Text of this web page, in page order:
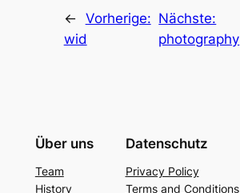
← Vorherige:
wid
Nächste:
photography
Über uns
Team
History
Datenschutz
Privacy Policy
Terms and Conditions